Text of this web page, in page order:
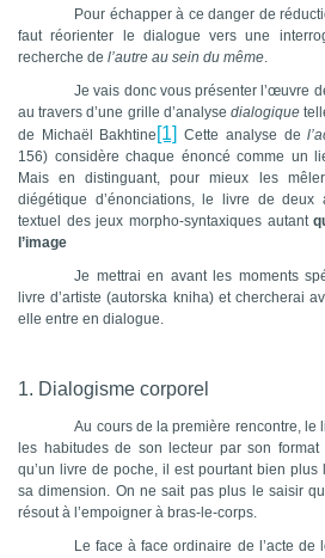
Pour échapper à ce danger de
faut réorienter le dialogue vers une
recherche de l’autre au sein du même.
Je vais donc vous présenter l’œuvre
autravers d’une grille d’analysedialogique
de Michaël Bakhtine [1] Cette analyse de
156) considère chaque énoncé comme un
Mais en distinguant, pour mieux les
diégétique d’énonciations, le livre de deux
textuel des jeux morpho-syntaxiques autant
l’image
Je mettrai en avant les moments
livre d’artiste (autorska kniha) et chercherai
elle entre en dialogue.
1. Dialogisme corporel
Au cours de la première rencontre, le
les habitudes de son lecteur par son
qu’un livre de poche, il est pourtant bien
sa dimension. On ne sait pas plus le saisir
résout à l’empoigner à bras-le-corps.
Le face à face ordinaire de l’acte de